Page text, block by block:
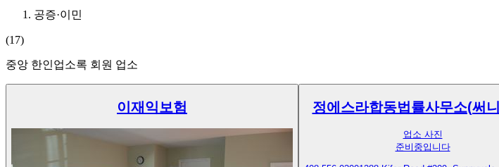
공증·이민
(17)
중앙 한인업소록 회원 업소
이재익보험 정에스라합동법률사무소(써
업소 사진
준비중입니다